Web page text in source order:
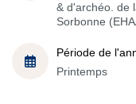
& d'archéo. de
Sorbonne
Période de
Printemps